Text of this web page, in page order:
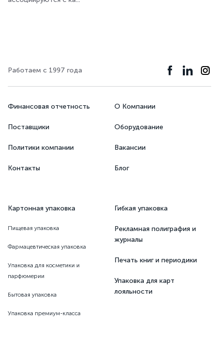
Работаем с 1997 года
Финансовая отчетность
Поставщики
Политики компании
Контакты
О Компании
Оборудование
Вакансии
Блог
Картонная упаковка
Пищевая упаковка
Фармацевтическая упаковка
Упаковка для косметики и
парфюмерии
Бытовая упаковка
Упаковка премиум-класса
Гибкая упаковка
Рекламная полиграфия и
журналы
Печать книг и периодики
Упаковка для карт
лояльности